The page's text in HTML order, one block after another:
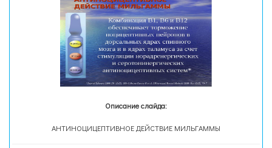
Описание слайда:
АНТИНОЦИЦЕПТИВНОЕ ДЕЙСТВИЕ МИЛЬГАММЫ